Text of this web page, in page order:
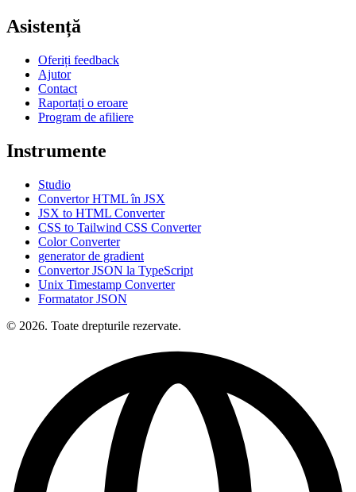
Asistență
Oferiți feedback
Ajutor
Contact
Raportați o eroare
Program de afiliere
Instrumente
Studio
Convertor HTML în JSX
JSX to HTML Converter
CSS to Tailwind CSS Converter
Color Converter
generator de gradient
Convertor JSON la TypeScript
Unix Timestamp Converter
Formatator JSON
© 2026. Toate drepturile rezervate.